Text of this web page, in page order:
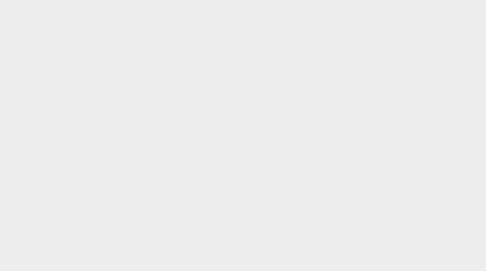
Af Sigge Winther Nielsen